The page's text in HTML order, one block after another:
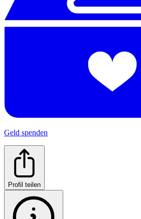
Geld spenden
Profil teilen